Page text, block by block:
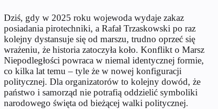
Dziś, gdy w 2025 roku wojewoda wydaje zakaz
posiadania pirotechniki, a Rafał Trzaskowski po raz
kolejny dystansuje się od marszu, trudno oprzeć się
wrażeniu, że historia zatoczyła koło. Konflikt o Marsz
Niepodległości powraca w niemal identycznej formie,
co kilka lat temu – tyle że w nowej konfiguracji
politycznej. Dla organizatorów to kolejny dowód, że
państwo i samorząd nie potrafią oddzielić symboliki
narodowego święta od bieżącej walki politycznej.